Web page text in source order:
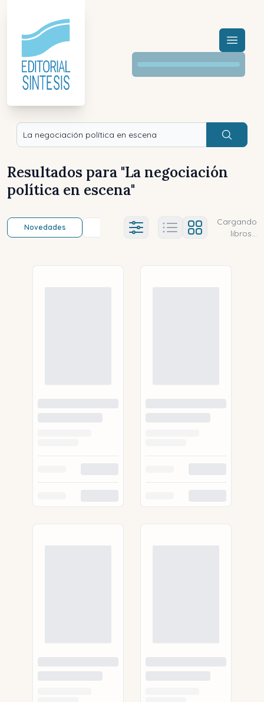
Menú
Buscar
Resultados para "La negociación
política en escena"
Novedades Título (a-z) Título (z-a)
Ajustes abierto
Cargando
libros...